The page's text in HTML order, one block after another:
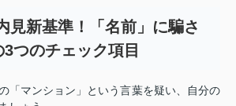
見新基準！「名前」に騙さ
つのチェック項目
「マンション」という言葉を疑い、自分の